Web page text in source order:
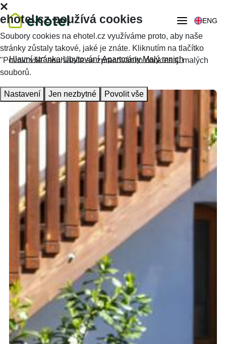
ENG
Hlavní stránka Ubytování Apartmány Malý mnich
ehotel.cz používá cookies
Soubory cookies na ehotel.cz využíváme proto, aby naše
stránky zůstaly takové, jaké je znáte. Kliknutím na tlačítko
"Povolit vše" souhlasíte se zpracováním cookies tj. malých
souborů.
Nastavení Jen nezbytné Povolit vše